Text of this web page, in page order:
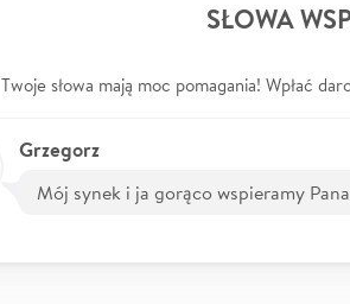
SŁOWA
Twoje słowa mają moc pomagania! Wpłać
Grzegorz
Mój synek i ja gorąco wspieramy